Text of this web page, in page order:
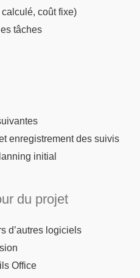
coût fixe)
tâches
enregistrement des suivis
initial
du projet
d’autres logiciels
Office